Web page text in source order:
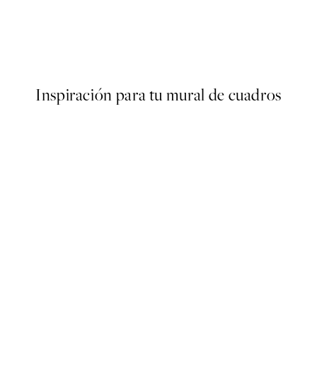
Inspiración para tu mural de cuadros